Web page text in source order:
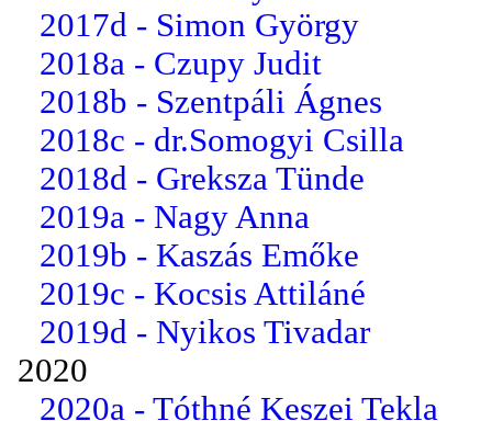
2017d - Simon György
2018a - Czupy Judit
2018b - Szentpáli Ágnes
2018c - dr.Somogyi Csilla
2018d - Greksza Tünde
2019a - Nagy Anna
2019b - Kaszás Emőke
2019c - Kocsis Attiláné
2019d - Nyikos Tivadar
2020
2020a - Tóthné Keszei Tekla